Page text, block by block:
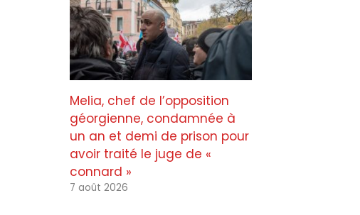
Melia, chef de l’opposition
géorgienne, condamnée à
un an et demi de prison pour
avoir traité le juge de «
connard »
7 août 2026